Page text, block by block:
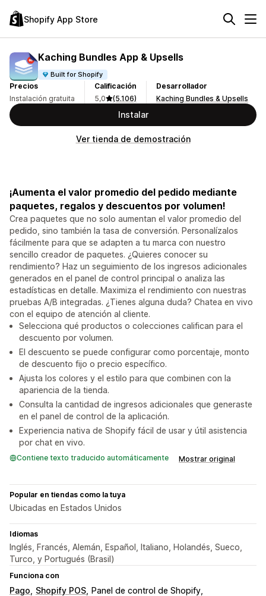
Shopify App Store
Kaching Bundles App & Upsells
Built for Shopify
Precios
Instalación gratuita
Calificación
5,0
(5.106)
Desarrollador
Kaching Bundles & Upsells
Instalar
Ver tienda de demostración
¡Aumenta el valor promedio del pedido mediante
paquetes, regalos y descuentos por volumen!
Crea paquetes que no solo aumentan el valor promedio del
pedido, sino también la tasa de conversión. Personalízalos
fácilmente para que se adapten a tu marca con nuestro
sencillo creador de paquetes. ¿Quieres conocer su
rendimiento? Haz un seguimiento de los ingresos adicionales
generados en el panel de control principal o analiza las
estadísticas en detalle. Maximiza el rendimiento con nuestras
pruebas A/B integradas. ¿Tienes alguna duda? Chatea en vivo
con el equipo de atención al cliente.
Selecciona qué productos o colecciones califican para el
descuento por volumen.
El descuento se puede configurar como porcentaje, monto
de descuento fijo o precio específico.
Ajusta los colores y el estilo para que combinen con la
apariencia de la tienda.
Consulta la cantidad de ingresos adicionales que generaste
en el panel de control de la aplicación.
Experiencia nativa de Shopify fácil de usar y útil asistencia
por chat en vivo.
Contiene texto traducido automáticamente Mostrar original
Popular en tiendas como la tuya
Ubicadas en Estados Unidos
Idiomas
Inglés, Francés, Alemán, Español, Italiano, Holandés, Sueco,
Turco, y Portugués (Brasil)
Funciona con
Pago Shopify POS Panel de control de Shopify